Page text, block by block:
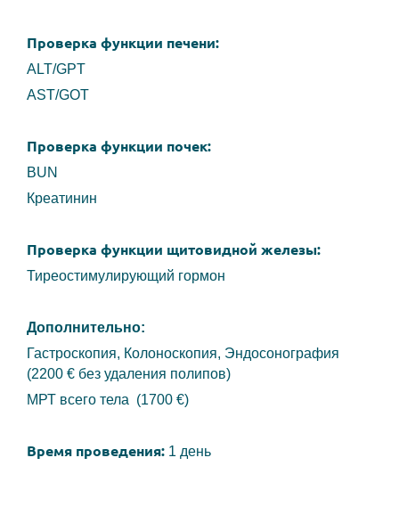
Проверка функции печени:
ALT/GPT
AST/GOT
Проверка функции почек:
BUN
Креатинин
Проверка функции щитовидной железы:
Тиреостимулирующий гормон
Дополнительно:
Гастроскопия, Колоноскопия, Эндосонография
(2200 € без удаления полипов)
МРТ всего тела (1700 €)
Время проведения: 1 день